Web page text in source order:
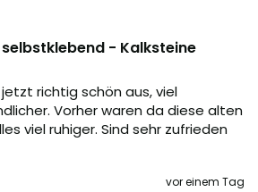
- Kalksteine
richtig schön aus, viel
Vorher waren da diese alten
viel ruhiger. Sind sehr zufrieden
vor einem Tag